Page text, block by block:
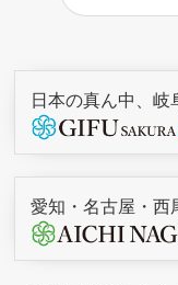
日本の真ん中、岐
愛知・名古屋・西